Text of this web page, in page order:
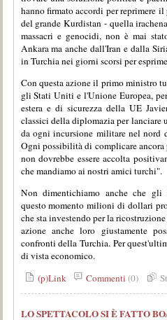
hanno firmato accordi per reprimere
del grande Kurdistan - quella
massacri e genocidi, non è mai
Ankara ma anche dall'Iran e dalla
in Turchia nei giorni scorsi per
Con questa azione il primo ministro
gli Stati Uniti e l'Unione Europea,
estera e di sicurezza della UE
classici della diplomazia per lanciare
da ogni incursione militare nel nord
Ogni possibilità di complicare
non dovrebbe essere accolta
che mandiamo ai nostri amici turchi".
Non dimentichiamo anche che gli
questo momento milioni di dollari
che sta investendo per la
azione anche loro giustamente
confronti della Turchia. Per
di vista economico.
(p)Link
Commenti (0)
LO SPETTACOLO SI È FATTO